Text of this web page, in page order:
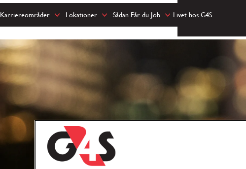
Karriereområder Lokationer Sådan Får du Job Livet hos G4S